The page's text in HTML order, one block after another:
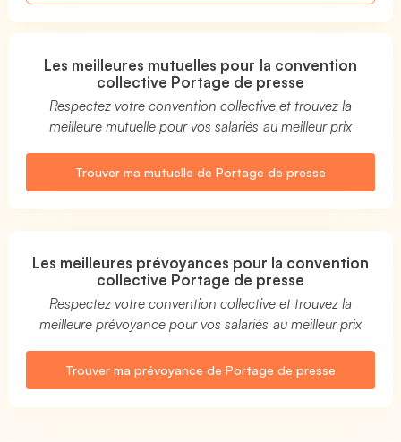
Les meilleures mutuelles pour la convention
collective Portage de presse
Respectez votre convention collective et trouvez la
meilleure mutuelle pour vos salariés au meilleur prix
Trouver ma mutuelle de Portage de presse
Les meilleures prévoyances pour la convention
collective Portage de presse
Respectez votre convention collective et trouvez la
meilleure prévoyance pour vos salariés au meilleur prix
Trouver ma prévoyance de Portage de presse